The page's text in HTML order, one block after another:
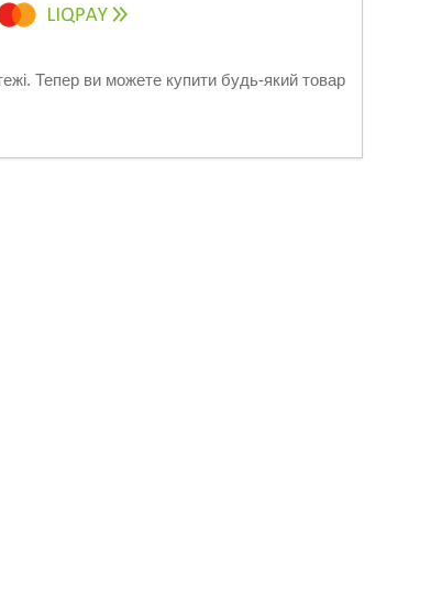
Тепер ви можете купити будь-який товар